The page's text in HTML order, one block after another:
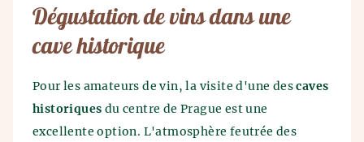
Dégustation de vins dans une
cave historique
Pour les amateurs de vin, la visite d'une descaves
historiques du centre de Prague est une
excellente option. L'atmosphère feutrée des